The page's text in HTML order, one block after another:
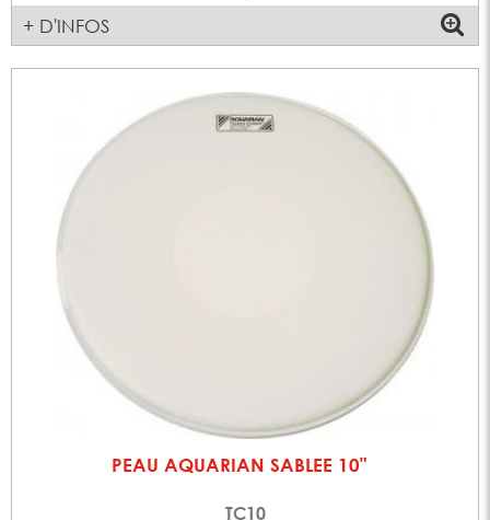
+ D'INFOS
PEAU AQUARIAN SABLEE 10"
TC10